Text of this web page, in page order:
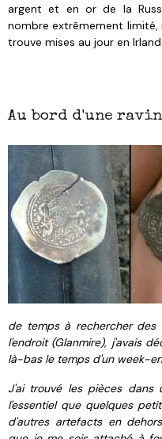
argent et en or de la
nombre extrêmement limité,
trouve mises au jour en
Au bord d'une
de temps à rechercher
l'endroit (Glanmire), j'avais
là-bas le temps d'un week-
J'ai trouvé les pièces
l'essentiel que quelques
d'autres artefacts en